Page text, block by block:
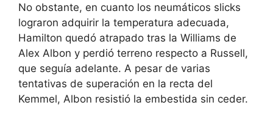
No obstante, en cuanto los neumáticos slicks
lograron adquirir la temperatura adecuada,
Hamilton quedó atrapado tras la Williams de
Alex Albon y perdió terreno respecto a Russell,
que seguía adelante. A pesar de varias
tentativas de superación en la recta del
Kemmel, Albon resistió la embestida sin ceder.